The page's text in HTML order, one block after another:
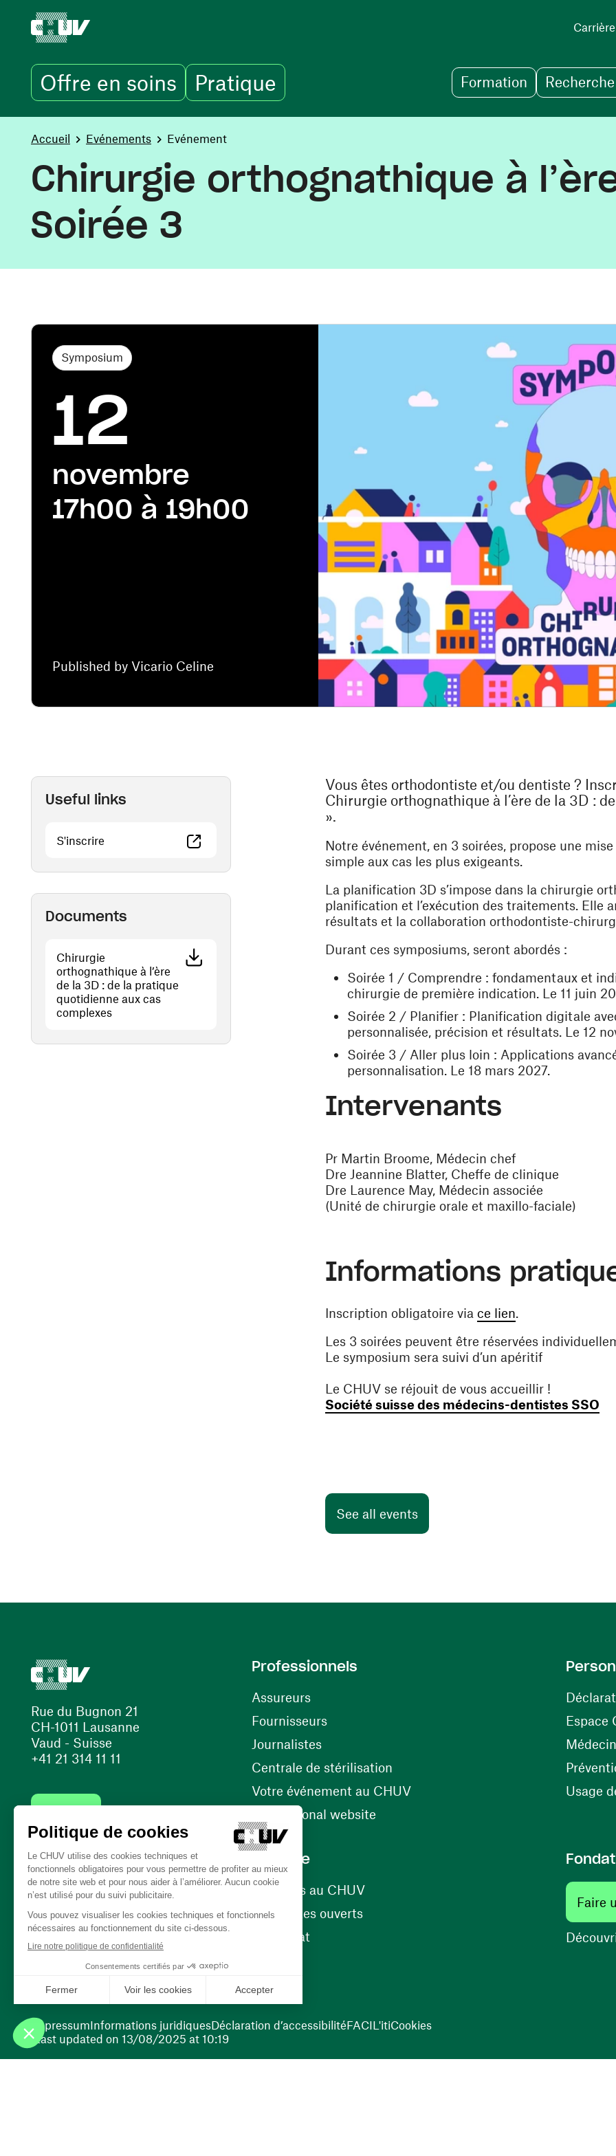
Carrière
Offre en soins Pratique Formation
You are here:
Accueil Evénements Evénement
Chirurgie orthognathique à
Soirée 3
Published by Vicario Celine
Symposium
12
novembre
17h00 à 19h00
Useful links
S'inscrire (opens in a new window)
Documents
Chirurgie
orthognathique à l’ère
de la 3D : de la pratique
quotidienne aux cas
complexes(opens in a new window)
Vous êtes orthodontiste et/ou dentiste ?
Chirurgie orthognathique à l’ère de la 3D :
».
Notre événement, en 3 soirées, propose une
simple aux cas les plus exigeants.
La planification 3D s’impose dans la chirurgie
planification et l’exécution des traitements. Elle
résultats et la collaboration orthodontiste-
Durant ces symposiums, seront abordés :
Soirée 1 / Comprendre : fondamentaux et
chirurgie de première indication. Le 11 juin
Soirée 2 / Planifier : Planification digitale
personnalisée, précision et résultats. Le 12
Soirée 3 / Aller plus loin : Applications
personnalisation. Le 18 mars 2027.
Intervenants
Pr Martin Broome, Médecin chef
Dre Jeannine Blatter, Cheffe de clinique
Dre Laurence May, Médecin associée
(Unité de chirurgie orale et maxillo-faciale)
Informations
Inscription obligatoire via ce lien.
Les 3 soirées peuvent être réservées
Le symposium sera suivi d’un apéritif
Le CHUV se réjouit de vous accueillir !
Société suisse des médecins-dentistes SSO
See all events
Rue du Bugnon 21
CH-1011 Lausanne
Vaud - Suisse
+41 21 314 11 11
(opens in a new window)
(opens in a new window)
Professionnels
Assureurs
Fournisseurs(opens in a new window)
Journalistes
Centrale de stérilisation
Votre événement au CHUV(opens in a new window)
International website
Espace
Usage
Carrière
Carrières au CHUV(opens in a new window)
Nos postes ouverts(opens in a new window)
Bénévolat
Faire
Last updated on 13/08/2025 at 10:19
ImpressumInformations juridiquesDéclaration d’accessibilitéFACIL'itiCookies